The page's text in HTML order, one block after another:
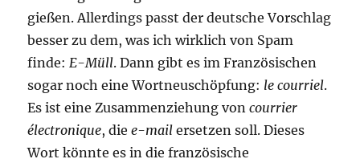
gießen. Allerdings passt der deutsche Vorschlag
besser zu dem, was ich wirklich von Spam
finde:E-Müll. Dann gibt es im Französischen
sogar noch eine Wortneuschöpfung: le courriel.
Es ist eine Zusammenziehung voncourrier
électronique, diee-mail ersetzen soll. Dieses
Wort könnte es in die französische